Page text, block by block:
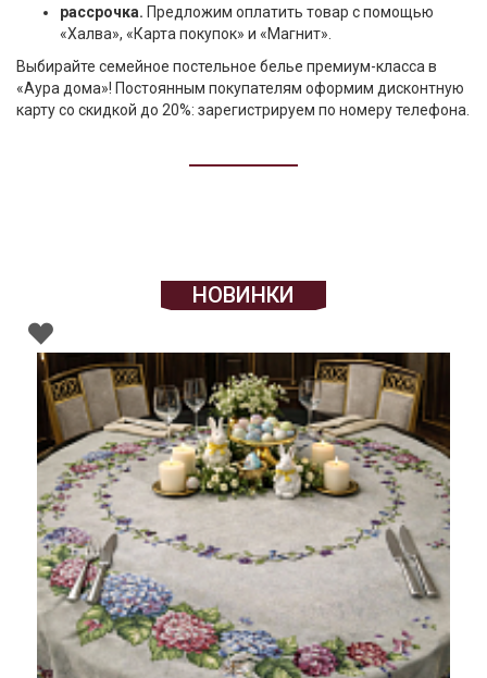
рассрочка. Предложим оплатить товар с помощью
«Халва», «Карта покупок» и «Магнит».
Выбирайте семейное постельное белье премиум-класса в
«Аура дома»! Постоянным покупателям оформим дисконтную
карту со скидкой до 20%: зарегистрируем по номеру телефона.
НОВИНКИ